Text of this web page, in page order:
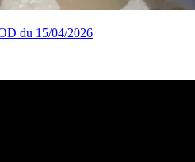
du 15/04/2026